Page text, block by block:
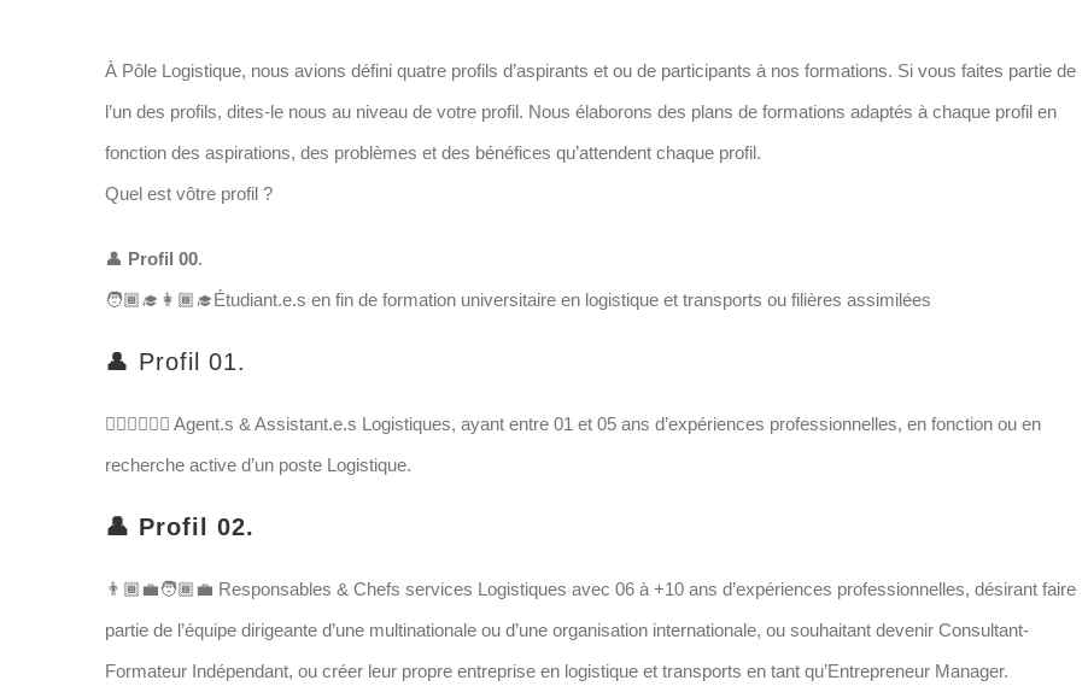
l'image
agrandie
À Pôle Logistique, nous avions défini quatre profils d’aspirants et ou de participants à nos formations. Si vous faites partie de
l’un des profils, dites-le nous au niveau de votre profil. Nous élaborons des plans de formations adaptés à chaque profil en
fonction des aspirations, des problèmes et des bénéfices qu’attendent chaque profil.
Quel est vôtre profil ?
👤 Profil 00.
🧑🏾‍🎓👩🏾‍🎓Étudiant.e.s en fin de formation universitaire en logistique et transports ou filières assimilées
👤 Profil 01.
👷🏼‍♀️👷🏾‍♂️ Agent.s & Assistant.e.s Logistiques, ayant entre 01 et 05 ans d’expériences professionnelles, en fonction ou en
recherche active d’un poste Logistique.
👤 Profil 02.
👨🏾‍💼🧑🏾‍💼 Responsables & Chefs services Logistiques avec 06 à +10 ans d’expériences professionnelles, désirant faire
partie de l’équipe dirigeante d’une multinationale ou d’une organisation internationale, ou souhaitant devenir Consultant-
Formateur Indépendant, ou créer leur propre entreprise en logistique et transports en tant qu’Entrepreneur Manager.